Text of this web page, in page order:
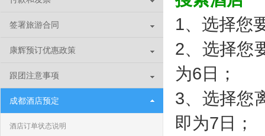
签署旅游合同
康辉预订优惠政策
跟团注意事项
成都酒店预定
酒店订单状态说明
1、选择您
2、选择您
为6日；
3、选择您
即为7日；